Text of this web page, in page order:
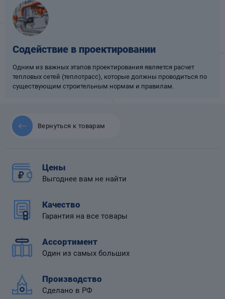
Содействие в проектировании
Одним из важных этапов проектирования является расчет
тепловых сетей (теплотрасс), которые должны проводиться по
существующим строительным нормам и правилам.
Вернуться к товарам
Цены
Выгоднее вам не найти
Качество
Гарантия на все товары
Ассортимент
Один из самых больших
Производство
Сделано в РФ